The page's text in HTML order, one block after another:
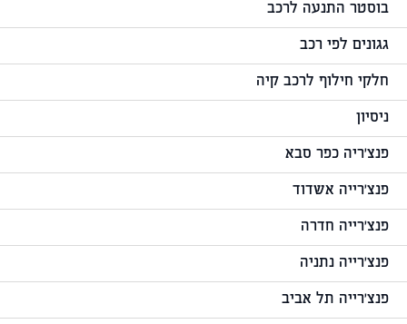
בוסטר התנעה לרכב
גגונים לפי רכב
חלקי חילוף לרכב קיה
ניסיון
פנצ'ריה כפר סבא
פנצ'רייה אשדוד
פנצ'רייה חדרה
פנצ'רייה נתניה
פנצ'רייה תל אביב